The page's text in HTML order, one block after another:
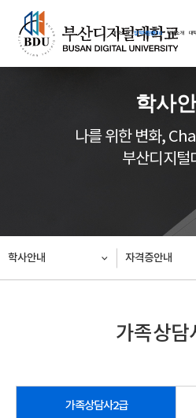
대학소개 입학지원센터 학과소개 대
학사
나를 위한 변화,
부산디지털
학사안내 자격증안내
가족상담
가족상담사2급